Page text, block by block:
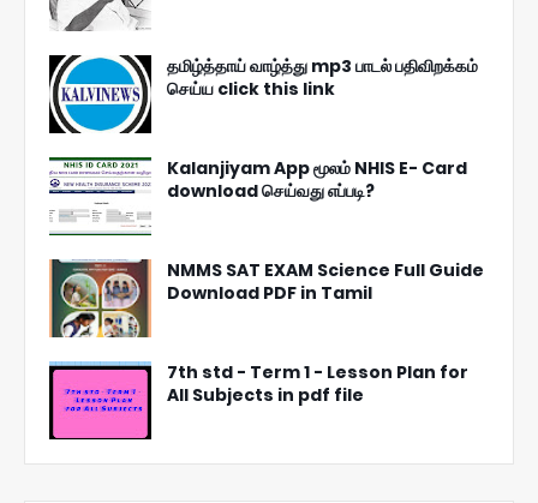
தமிழ்த்தாய் வாழ்த்து mp3 பாடல் பதிவிறக்கம்
செய்ய click this link
Kalanjiyam App மூலம் NHIS E- Card
download செய்வது எப்படி?
NMMS SAT EXAM Science Full Guide
Download PDF in Tamil
7th std - Term 1 - Lesson Plan for
All Subjects in pdf file